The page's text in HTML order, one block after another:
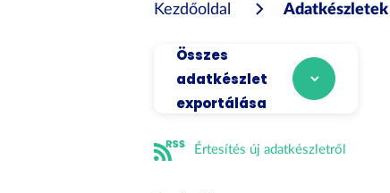
Kezdőoldal Adatkészletek
Összes
adatkészlet
exportálása
Értesítés új adatkészletről